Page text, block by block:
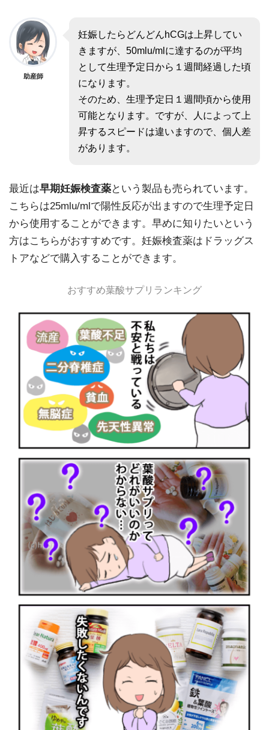
助産師
妊娠したらどんどんhCGは上昇してい
きますが、50mlu/mlに達するのが平均
として生理予定日から１週間経過した頃
になります。
そのため、生理予定日１週間頃から使用
可能となります。ですが、人によって上
昇するスピードは違いますので、個人差
があります。
最近は早期妊娠検査薬という製品も売られています。
こちらは25mlu/mlで陽性反応が出ますので生理予定日
から使用することができます。早めに知りたいという
方はこちらがおすすめです。妊娠検査薬はドラッグス
トアなどで購入することができます。
おすすめ葉酸サプリランキング